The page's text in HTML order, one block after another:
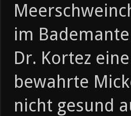
im
Dr. Kortez
bewahrte
nicht gesund